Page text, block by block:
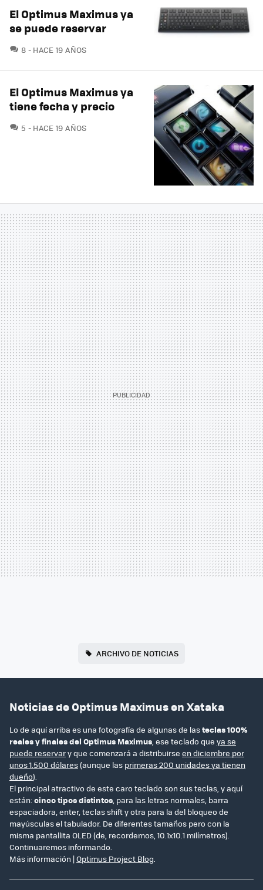
El Optimus Maximus ya
se puede reservar
8 COMENTARIOS
HACE 19 AÑOS
El Optimus Maximus ya
tiene fecha y precio
5 COMENTARIOS
HACE 19 AÑOS
ARCHIVO DE NOTICIAS
Noticias de Optimus Maximus en Xataka
Lo de aquí arriba es una fotografía de algunas de lasteclas 100%
reales y finales del Optimus Maximus , ese teclado que ya se
puede reservary que comenzará a distribuirse en diciembre por
unos 1.500 dólares(aunque las primeras 200 unidades ya tienen
dueño).
El principal atractivo de este caro teclado son sus teclas, y aquí
están: cinco tipos distintos , para las letras normales, barra
espaciadora, enter, teclas shift y otra para la del bloqueo de
mayúsculas el tabulador. De diferentes tamaños pero con la
misma pantallita OLED (de, recordemos, 10.1x10.1 milímetros).
Continuaremos informando.
Más información |Optimus Project Blog